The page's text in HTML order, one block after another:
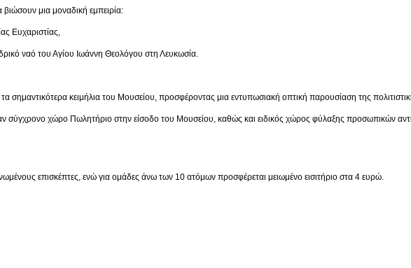
μια μοναδική εμπειρία:
του Αγίου Ιωάννη Θεολόγου στη Λευκωσία.
σημαντικότερα κειμήλια του Μουσείου, προσφέροντας μια εντυπωσιακή οπτική παρουσίαση της
σύγχρονο χώρο Πωλητήριο στην είσοδο του Μουσείου, καθώς και ειδικός χώρος φύλαξης προσωπικών
επισκέπτες, ενώ για ομάδες άνω των 10 ατόμων προσφέρεται μειωμένο εισιτήριο στα 4 ευρώ.